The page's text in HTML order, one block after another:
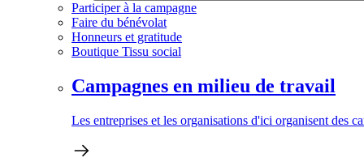
Participer à la campagne
Faire du bénévolat
Honneurs et gratitude
Boutique Tissu social
Campagnes en milieu de travail
Les entreprises et les organisations d'ici organisent des